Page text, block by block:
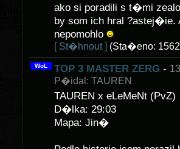
ako si poradili s t�mi
by som ich hral
nepomohlo
[ St�hnout ] (Sta�eno:
WoL TOP 3 MASTER ZERG -
P�idal: TAUREN
TAUREN x eLeMeNt (PvZ)
D�lka: 29:03
Mapa: Jin�